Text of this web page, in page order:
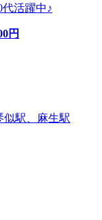
活躍中♪
円
似駅、麻生駅